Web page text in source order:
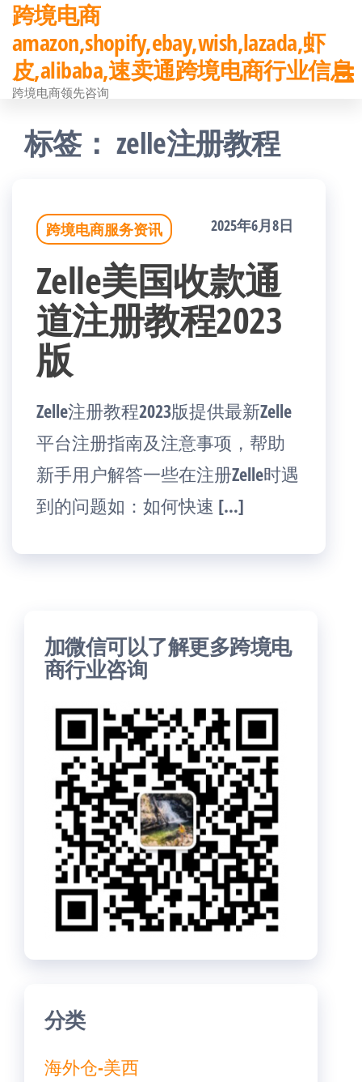
前
往
内
跨境电商
amazon,shopify,ebay,wish,lazada,虾
皮,alibaba,速卖通跨境电商行业信息
跨境电商领先咨询
标签：zelle注册教程
跨境电商服务资讯 2025年6月8日
Zelle美国收款通
道注册教程2023
版
Zelle注册教程2023版提供最新Zelle
平台注册指南及注意事项，帮助
新手用户解答一些在注册Zelle时遇
到的问题如：如何快速 […]
加微信可以了解更多跨境电
商行业咨询
分类
海外仓-美西